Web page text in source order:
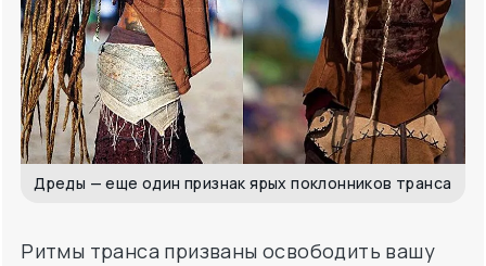
Дреды — еще один признак ярых поклонников транса
Ритмы транса призваны освободить вашу